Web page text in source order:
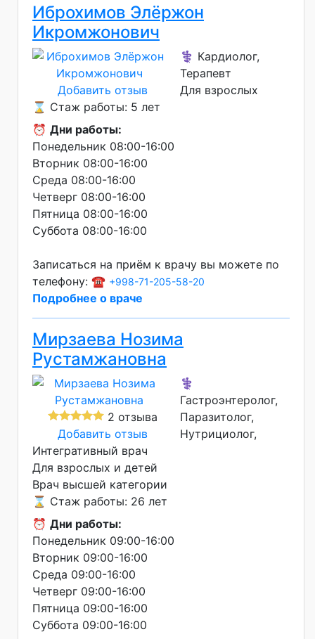
Иброхимов Элёржон
Икромжонович
Добавить отзыв
⚕️ Кардиолог,
Терапевт
Для взрослых
⌛ Стаж работы: 5 лет
⏰ Дни работы:
Понедельник 08:00-16:00
Вторник 08:00-16:00
Среда 08:00-16:00
Четверг 08:00-16:00
Пятница 08:00-16:00
Суббота 08:00-16:00
Записаться на приём к врачу вы можете по
телефону: ☎️ +998-71-205-58-20
Подробнее о враче
Мирзаева Нозима
Рустамжановна
2 отзыва
Добавить отзыв
⚕️
Гастроэнтеролог,
Паразитолог,
Нутрициолог,
Интегративный врач
Для взрослых и детей
Врач высшей категории
⌛ Стаж работы: 26 лет
⏰ Дни работы:
Понедельник 09:00-16:00
Вторник 09:00-16:00
Среда 09:00-16:00
Четверг 09:00-16:00
Пятница 09:00-16:00
Суббота 09:00-16:00